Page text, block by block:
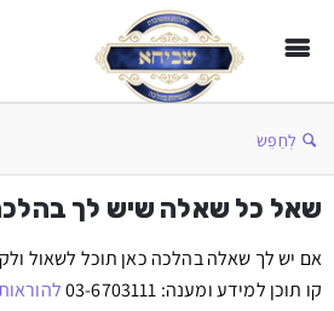
לְחַפֵּשׂ
שאל כל שאלה שיש לך
אם יש לך שאלה בהלכה כאן תוכל לשאול
קו תוכן למידע ומענה: 03-6703111